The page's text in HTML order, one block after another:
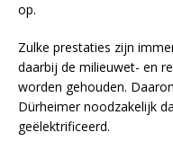
op.
Zulke prestaties zijn
daarbij de milieuwet- en
worden gehouden.
Dürheimer noodzakelijk
geëlektrificeerd.